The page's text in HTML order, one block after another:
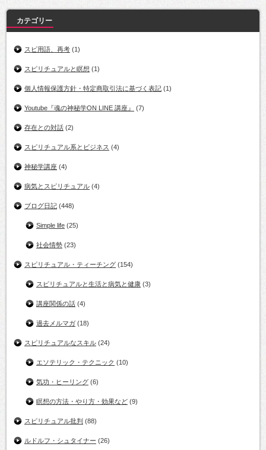
カテゴリー
スピ用語、再考 (1)
スピリチュアルと瞑想 (1)
個人情報保護方針・特定商取引法に基づく表記 (1)
Youtube『魂の神秘学ON LINE 講座』 (7)
存在との対話 (2)
スピリチュアル系とビジネス (4)
神秘学講座 (4)
病気とスピリチュアル (4)
ブログ日記 (448)
Simple life (25)
社会情勢 (23)
スピリチュアル・ティーチング (154)
スピリチュアルと生活と病気と健康 (3)
講座関係の話 (4)
過去メルマガ (18)
スピリチュアルなスキル (24)
エソテリック・テクニック (10)
気功・ヒーリング (6)
瞑想の方法・やり方・効果など (9)
スピリチュアル批判 (88)
ルドルフ・シュタイナー (26)